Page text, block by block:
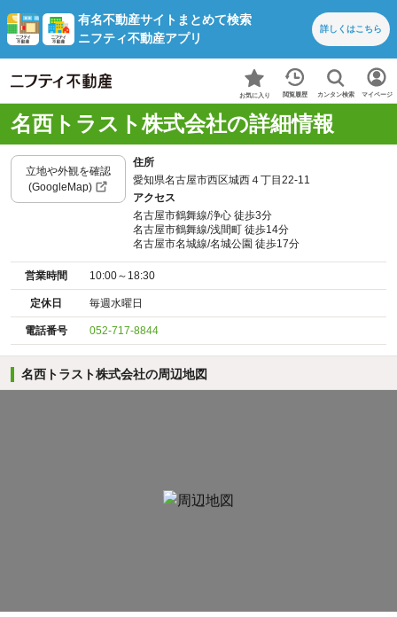
有名不動産サイトまとめて検索
ニフティ不動産アプリ
詳しくはこちら
お気に入り 閲覧履歴 カンタン検索 マイページ
名西トラスト株式会社の詳細情報
立地や外観を確認
(GoogleMap)
住所
愛知県名古屋市西区城西４丁目22-11
アクセス
名古屋市鶴舞線/浄心 徒歩3分
名古屋市鶴舞線/浅間町 徒歩14分
名古屋市名城線/名城公園 徒歩17分
営業時間 10:00～18:30
定休日 毎週水曜日
電話番号 052-717-8844
名西トラスト株式会社の周辺地図